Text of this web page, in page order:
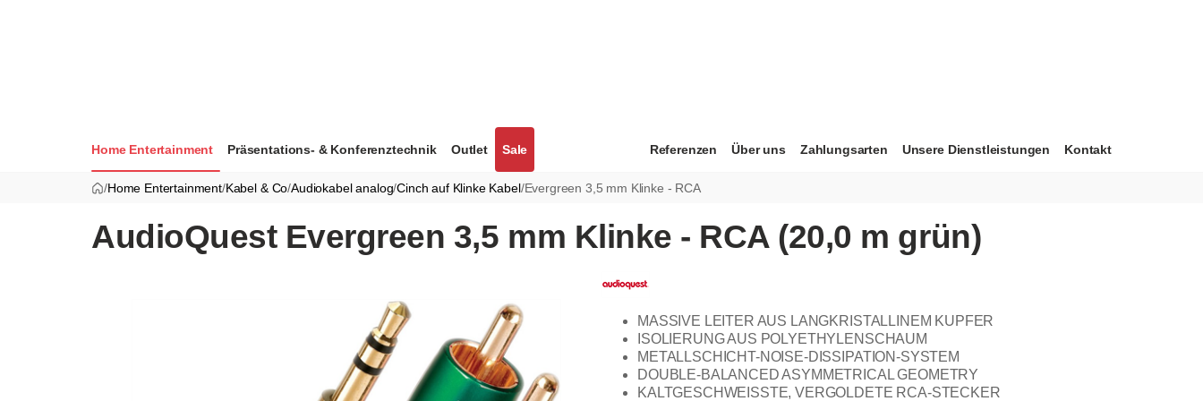
Home Entertainment Präsentations- & Konferenztechnik Outlet Sale Referenzen Über uns Zahlungsarten Unsere Dienstleistungen Kontakt
/Home Entertainment/Kabel & Co/Audiokabel analog/Cinch auf Klinke Kabel/Evergreen 3,5 mm Klinke - RCA
AudioQuest Evergreen 3,5 mm Klinke - RCA (20,0 m grün)
MASSIVE LEITER AUS LANGKRISTALLINEM KUPFER
ISOLIERUNG AUS POLYETHYLENSCHAUM
METALLSCHICHT-NOISE-DISSIPATION-SYSTEM
DOUBLE-BALANCED ASYMMETRICAL GEOMETRY
KALTGESCHWEISSTE, VERGOLDETE RCA-STECKER